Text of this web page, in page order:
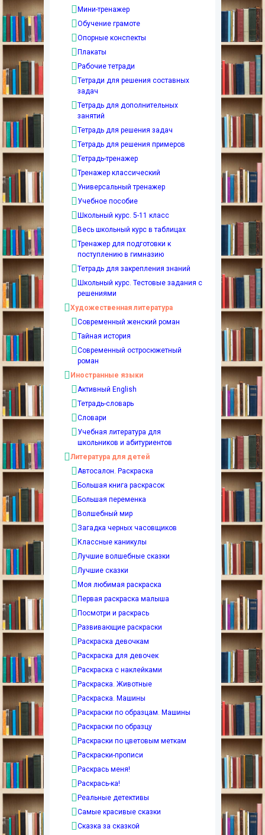
Мини-тренажер
Обучение грамоте
Опорные конспекты
Плакаты
Рабочие тетради
Тетради для решения составных
задач
Тетрадь для дополнительных
занятий
Тетрадь для решения задач
Тетрадь для решения примеров
Тетрадь-тренажер
Тренажер классический
Универсальный тренажер
Учебное пособие
Школьный курс. 5-11 класс
Весь школьный курс в таблицах
Тренажер для подготовки к
поступлению в гимназию
Тетрадь для закрепления знаний
Школьный курс. Тестовые задания с
решениями
Художественная литература
Современный женский роман
Тайная история
Современный остросюжетный
роман
Иностранные языки
Активный English
Тетрадь-словарь
Словари
Учебная литература для
школьников и абитуриентов
Литература для детей
Автосалон. Раскраска
Большая книга раскрасок
Большая переменка
Волшебный мир
Загадка черных часовщиков
Классные каникулы
Лучшие волшебные сказки
Лучшие сказки
Моя любимая раскраска
Первая раскраска малыша
Посмотри и раскрась
Развивающие раскраски
Раскраска девочкам
Раскраска для девочек
Раскраска с наклейками
Раскраска. Животные
Раскраска. Машины
Раскраски по образцам. Машины
Раскраски по образцу
Раскраски по цветовым меткам
Раскраски-прописи
Раскрась меня!
Раскрась-ка!
Реальные детективы
Самые красивые сказки
Сказка за сказкой